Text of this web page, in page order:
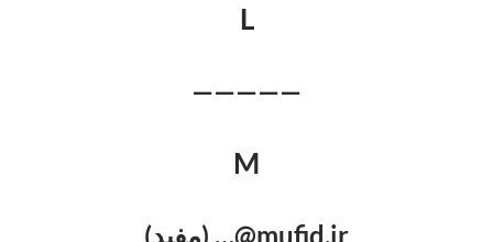
L
—————
M
mufid.ir@… (مفید)